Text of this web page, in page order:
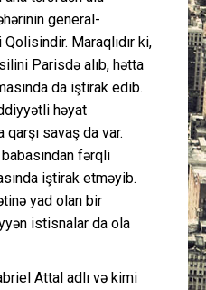
Peşə etikası
general-
Maraqlıdır ki,
Parisdə alıb, hətta
da iştirak edib.
həyat
savaş da var.
fərqli
iştirak etməyib.
yad olan bir
istisnalar da ola
Attal adlı və kimi